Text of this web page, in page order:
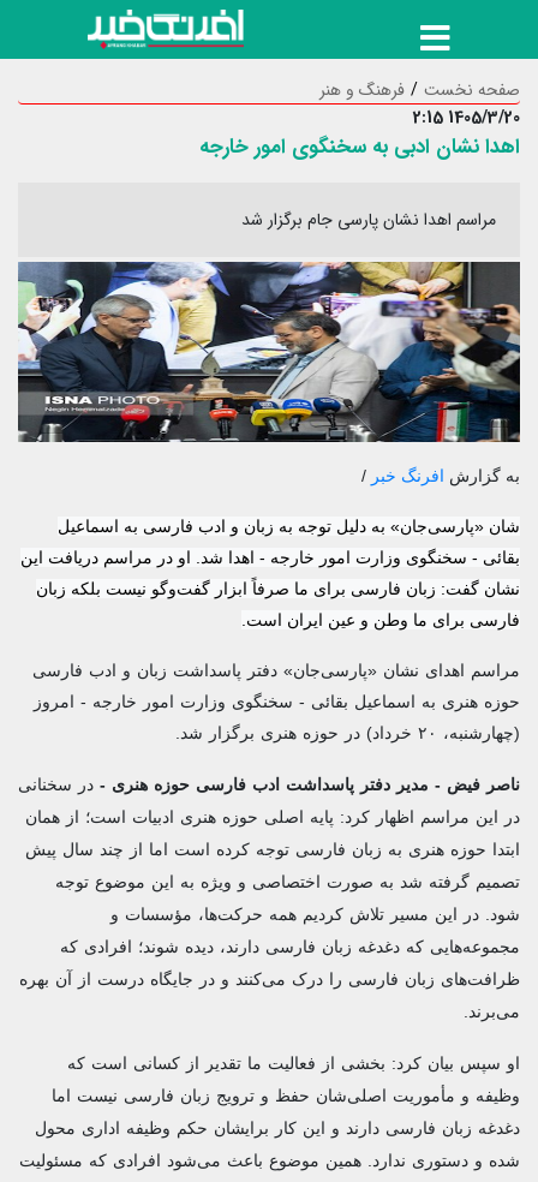
صفحه نخست
فرهنگ و هنر
1405/3/20 2:15
اهدا نشان ادبی به سخنگوی امور خارجه
مراسم اهدا نشان پارسی جام برگزار شد
به گزارش افرنگ خبر /
شان «پارسی‌جان» به‌ دلیل توجه به زبان و ادب فارسی به اسماعیل
بقائی - سخنگوی وزارت امور خارجه - اهدا شد. او در مراسم دریافت این
نشان گفت: زبان فارسی برای ما صرفاً ابزار گفت‌وگو نیست بلکه زبان
فارسی برای ما وطن و عین ایران است.
مراسم اهدای نشان «پارسی‌جان» دفتر پاسداشت زبان و ادب فارسی
حوزه هنری به اسماعیل بقائی - سخنگوی وزارت امور خارجه - امروز
(چهارشنبه، ۲۰ خرداد) در حوزه هنری برگزار شد.
ناصر فیض - مدیر دفتر پاسداشت ادب فارسی حوزه هنری - در سخنانی
در این مراسم اظهار کرد: پایه اصلی حوزه هنری ادبیات است؛ از همان
ابتدا حوزه هنری به زبان فارسی توجه کرده است اما از چند سال پیش
تصمیم گرفته شد به صورت اختصاصی و ویژه به این موضوع توجه
شود. در این مسیر تلاش کردیم همه حرکت‌ها، مؤسسات و
مجموعه‌هایی که دغدغه زبان فارسی دارند، دیده شوند؛ افرادی که
ظرافت‌های زبان فارسی را درک می‌کنند و در جایگاه درست از آن بهره
می‌برند.
او سپس بیان کرد: بخشی از فعالیت ما تقدیر از کسانی‌ است که
وظیفه و مأموریت اصلی‌شان حفظ و ترویج زبان فارسی نیست اما
دغدغه زبان فارسی دارند و این کار برایشان حکم وظیفه اداری محول
شده و دستوری ندارد. همین موضوع باعث می‌شود افرادی که مسئولیت